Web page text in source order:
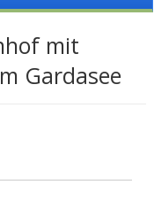
mit
Gardasee